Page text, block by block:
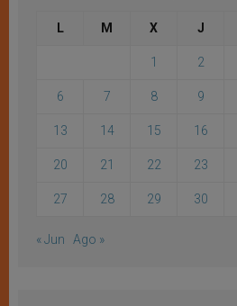
L M X J
1 2
6 7 8 9
13 14 15 16
20 21 22 23
27 28 29 30
« Jun Ago »